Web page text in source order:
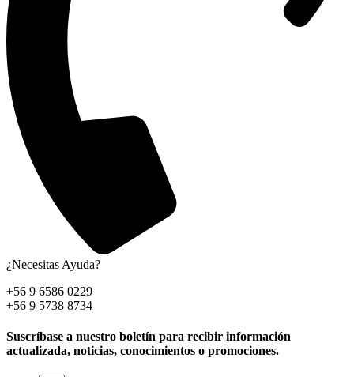
¿Necesitas Ayuda?
+56 9 6586 0229
+56 9 5738 8734
Suscríbase a nuestro boletín para recibir información
actualizada, noticias, conocimientos o promociones.